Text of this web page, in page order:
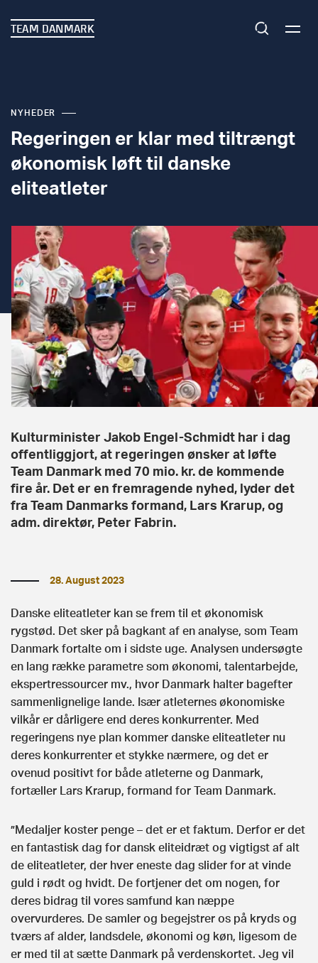
TEAM DANMARK
NYHEDER
Regeringen er klar med tiltrængt
økonomisk løft til danske
eliteatleter
Kulturminister Jakob Engel-Schmidt har i dag
offentliggjort, at regeringen ønsker at løfte
Team Danmark med 70 mio. kr. de kommende
fire år. Det er en fremragende nyhed, lyder det
fra Team Danmarks formand, Lars Krarup, og
adm. direktør, Peter Fabrin.
28. August 2023
Danske eliteatleter kan se frem til et økonomisk
rygstød. Det sker på bagkant af en analyse, som Team
Danmark fortalte om i sidste uge. Analysen undersøgte
en lang række parametre som økonomi, talentarbejde,
ekspertressourcer mv., hvor Danmark halter bagefter
sammenlignelige lande. Især atleternes økonomiske
vilkår er dårligere end deres konkurrenter. Med
regeringens nye plan kommer danske eliteatleter nu
deres konkurrenter et stykke nærmere, og det er
ovenud positivt for både atleterne og Danmark,
fortæller Lars Krarup, formand for Team Danmark.
”Medaljer koster penge – det er et faktum. Derfor er det
en fantastisk dag for dansk eliteidræt og vigtigst af alt
de eliteatleter, der hver eneste dag slider for at vinde
guld i rødt og hvidt. De fortjener det om nogen, for
deres bidrag til vores samfund kan næppe
overvurderes. De samler og begejstrer os på kryds og
tværs af alder, landsdele, økonomi og køn, ligesom de
er med til at sætte Danmark på verdenskortet. Jeg vil